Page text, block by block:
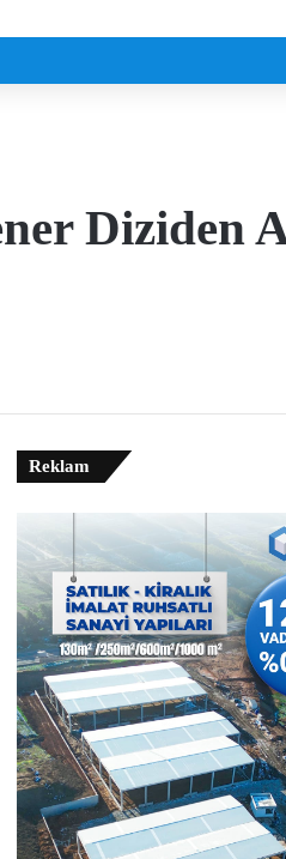
Diziden
Reklam